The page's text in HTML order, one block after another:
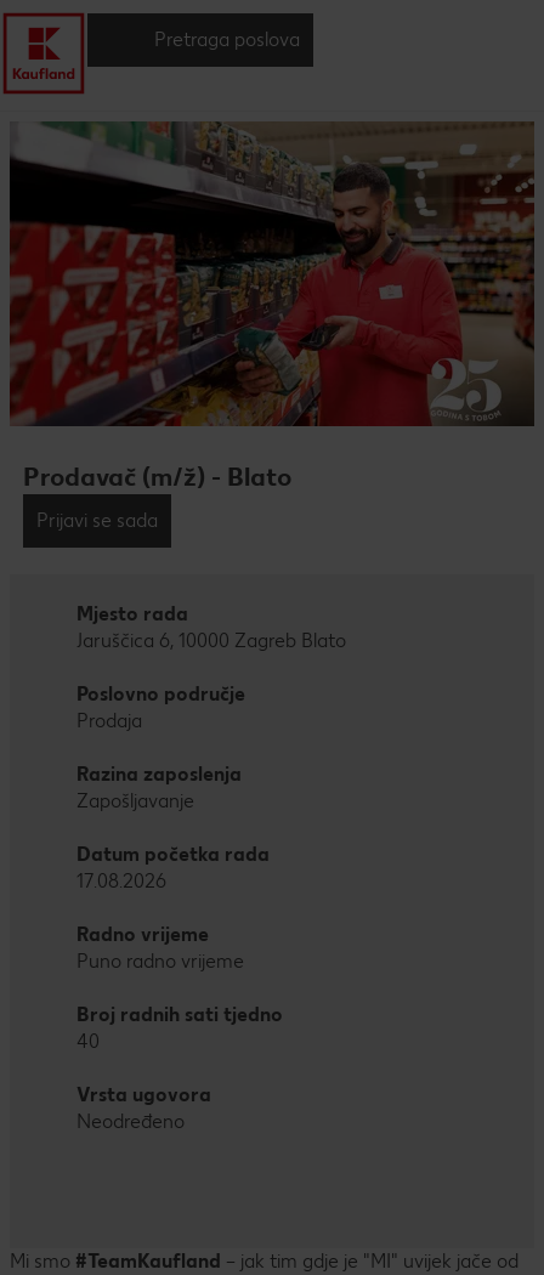
Pretraga poslova
Prodavač (m/ž) - Blato
Prijavi se sada
Mjesto rada
Jaruščica 6, 10000 Zagreb Blato
Poslovno područje
Prodaja
Razina zaposlenja
Zapošljavanje
Datum početka rada
17.08.2026
Radno vrijeme
Puno radno vrijeme
Broj radnih sati tjedno
40
Vrsta ugovora
Neodređeno
Mi smo #TeamKaufland – jak tim gdje je "MI" uvijek jače od